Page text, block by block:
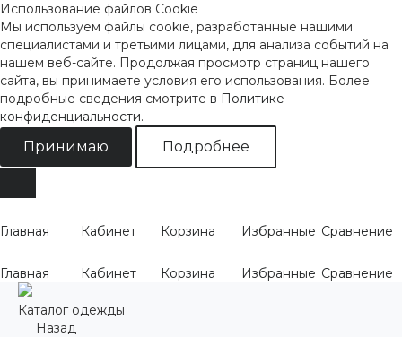
Использование файлов Cookie
Мы используем файлы cookie, разработанные нашими
специалистами и третьими лицами, для анализа событий на
нашем веб-сайте. Продолжая просмотр страниц нашего
сайта, вы принимаете условия его использования. Более
подробные сведения смотрите в Политике
конфиденциальности.
Принимаю Подробнее
Главная Кабинет Корзина Избранные Сравнение
Главная Кабинет Корзина Избранные Сравнение
Каталог одежды
Назад